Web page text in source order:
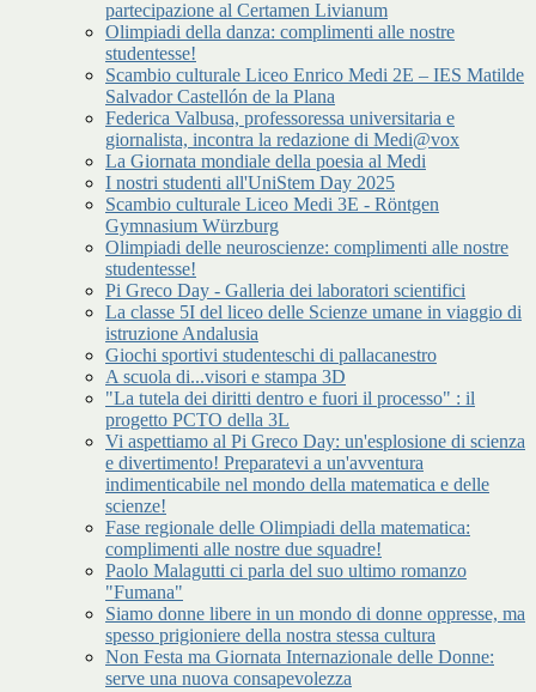
partecipazione al Certamen Livianum
Olimpiadi della danza: complimenti alle nostre
studentesse!
Scambio culturale Liceo Enrico Medi 2E – IES Matilde
Salvador Castellón de la Plana
Federica Valbusa, professoressa universitaria e
giornalista, incontra la redazione di Medi@vox
La Giornata mondiale della poesia al Medi
I nostri studenti all'UniStem Day 2025
Scambio culturale Liceo Medi 3E - Röntgen
Gymnasium Würzburg
Olimpiadi delle neuroscienze: complimenti alle nostre
studentesse!
Pi Greco Day - Galleria dei laboratori scientifici
La classe 5I del liceo delle Scienze umane in viaggio di
istruzione Andalusia
Giochi sportivi studenteschi di pallacanestro
A scuola di...visori e stampa 3D
"La tutela dei diritti dentro e fuori il processo" : il
progetto PCTO della 3L
Vi aspettiamo al Pi Greco Day: un'esplosione di scienza
e divertimento! Preparatevi a un'avventura
indimenticabile nel mondo della matematica e delle
scienze!
Fase regionale delle Olimpiadi della matematica:
complimenti alle nostre due squadre!
Paolo Malagutti ci parla del suo ultimo romanzo
"Fumana"
Siamo donne libere in un mondo di donne oppresse, ma
spesso prigioniere della nostra stessa cultura
Non Festa ma Giornata Internazionale delle Donne:
serve una nuova consapevolezza